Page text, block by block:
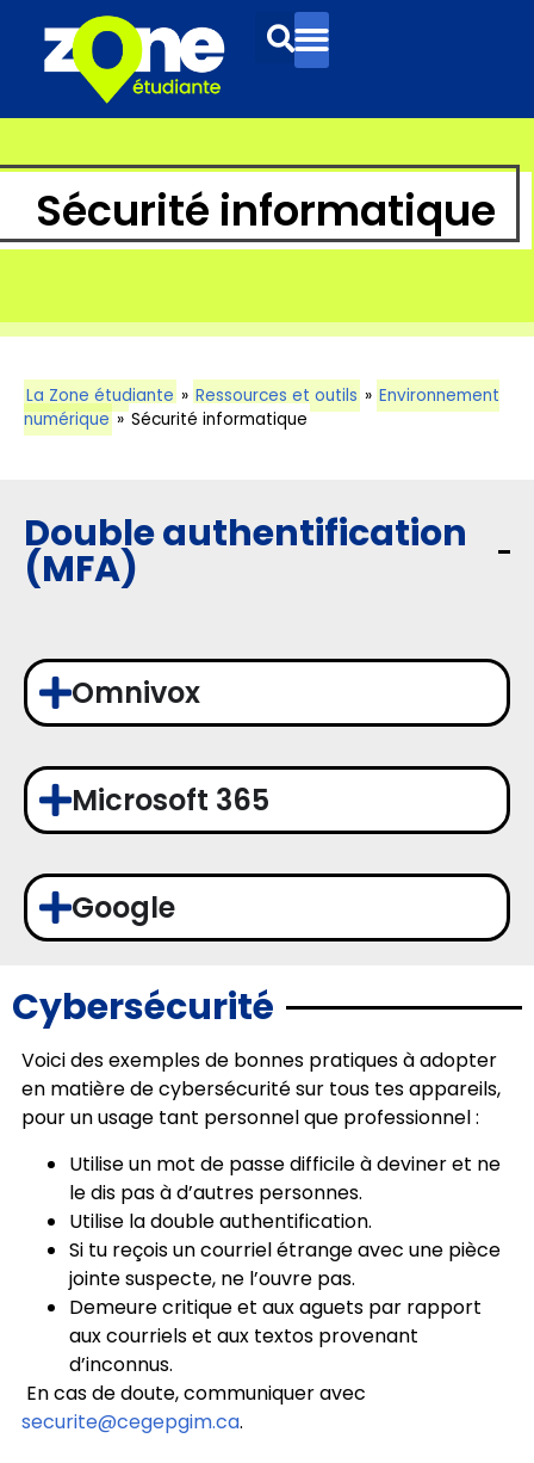
Sécurité informatique
La Zone étudiante » Ressources et outils » Environnement
numérique » Sécurité informatique
Double authentification
(MFA)
Omnivox
Microsoft 365
Google
Cybersécurité
Voici des exemples de bonnes pratiques à adopter
en matière de cybersécurité sur tous tes appareils,
pour un usage tant personnel que professionnel :
Utilise un mot de passe difficile à deviner et ne
le dis pas à d’autres personnes.
Utilise la double authentification.
Si tu reçois un courriel étrange avec une pièce
jointe suspecte, ne l’ouvre pas.
Demeure critique et aux aguets par rapport
aux courriels et aux textos provenant
d’inconnus.
En cas de doute, communiquer avec
securite@cegepgim.ca.